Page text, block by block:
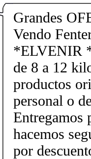
Grandes
Vendo
*ELVENIR
de 8 a 12
productos
personal o
Entregamos
hacemos
por